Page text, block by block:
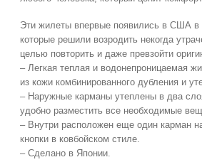
Эти жилеты впервые появились в США в
которые решили возродить некогда
целью повторить и даже превзойти
– Легкая теплая и водонепроницаемая
из кожи комбинированного дубления и
– Наружные карманы утеплены в два
удобно разместить все необходимые
– Внутри расположен еще один карман
кнопки в ковбойском стиле.
– Сделано в Японии.